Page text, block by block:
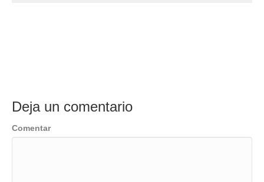
Deja un comentario
Comentar